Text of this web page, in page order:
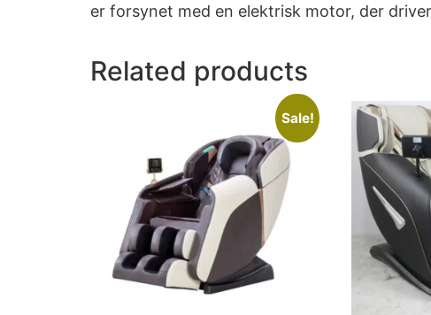
er forsynet med en elektrisk motor, der
Related products
Sale!